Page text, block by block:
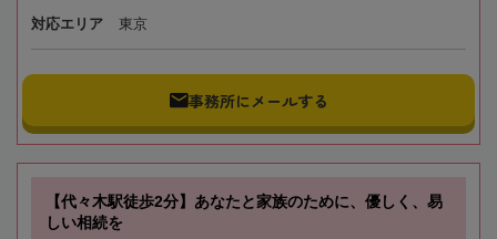
対応エリア 東京
事務所にメールする
【代々木駅徒歩2分】あなたと家族のために、優しく、易
しい相続を